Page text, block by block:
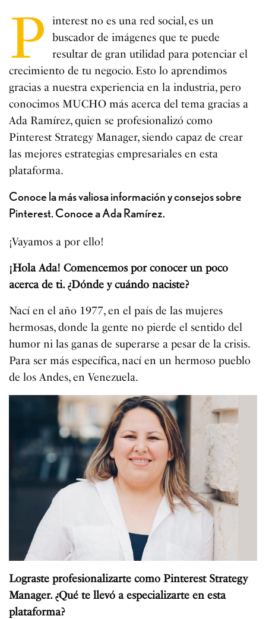
P
interest no es una red social, es un
buscador de imágenes que te puede
resultar de gran utilidad para potenciar el
crecimiento de tu negocio. Esto lo aprendimos
gracias a nuestra experiencia en la industria, pero
conocimos MUCHO más acerca del tema gracias a
Ada Ramírez, quien se profesionalizó como
Pinterest Strategy Manager, siendo capaz de crear
las mejores estrategias empresariales en esta
plataforma.
Conoce la más valiosa información y consejos sobre
Pinterest. Conoce a Ada Ramírez.
¡Vayamos a por ello!
¡Hola Ada! Comencemos por conocer un poco
acerca de ti. ¿Dónde y cuándo naciste?
Nací en el año 1977, en el país de las mujeres
hermosas, donde la gente no pierde el sentido del
humor ni las ganas de superarse a pesar de la crisis.
Para ser más específica, nací en un hermoso pueblo
de los Andes, en Venezuela.
Lograste profesionalizarte como Pinterest Strategy
Manager. ¿Qué te llevó a especializarte en esta
plataforma?